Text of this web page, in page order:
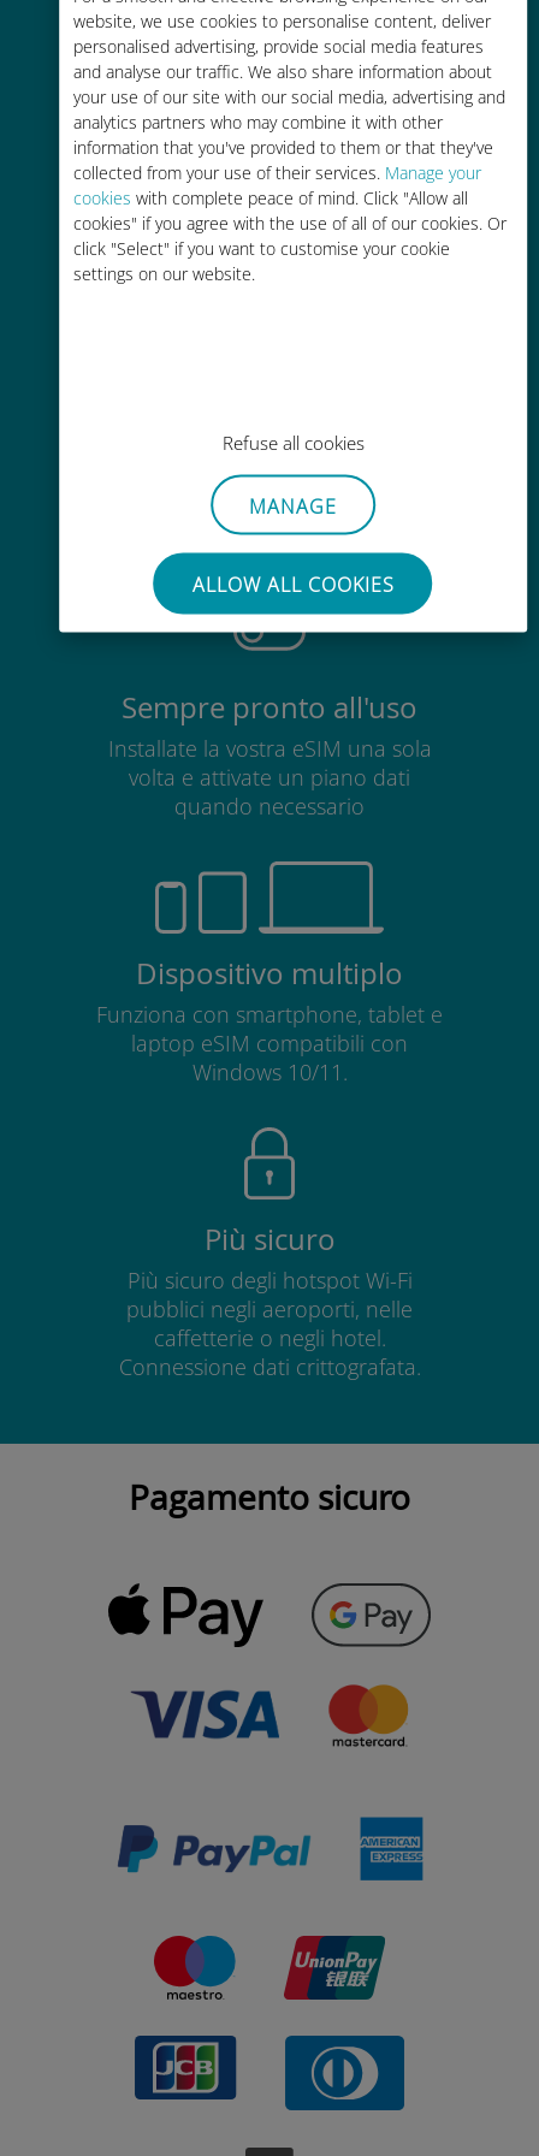
website, we use cookies to personalise content, deliver
personalised advertising, provide social media features
and analyse our traffic. We also share information about
your use of our site with our social media, advertising and
analytics partners who may combine it with other
information that you've provided to them or that they've
collected from your use of their services. Manage your
cookies with complete peace of mind. Click "Allow all
cookies" if you agree with the use of all of our cookies. Or
click "Select" if you want to customise your cookie
settings on our website.
Refuse all cookies
MANAGE
ALLOW ALL COOKIES
Fino al 90% in meno rispetto alle
tariffe di roaming con il vostro
operatore attuale
Ricarica facile
Ovunque tramite l'app Ubigi, anche
Senza sforzo
Non è necessario rimuovere la
scheda SIM esistente
Sempre pronto all'uso
Installate la vostra eSIM una sola
volta e attivate un piano dati
quando necessario
Dispositivo multiplo
Funziona con smartphone, tablet e
laptop eSIM compatibili con
Windows 10/11.
Più sicuro
Più sicuro degli hotspot Wi-Fi
pubblici negli aeroporti, nelle
caffetterie o negli hotel.
Connessione dati crittografata.
Pagamento sicuro